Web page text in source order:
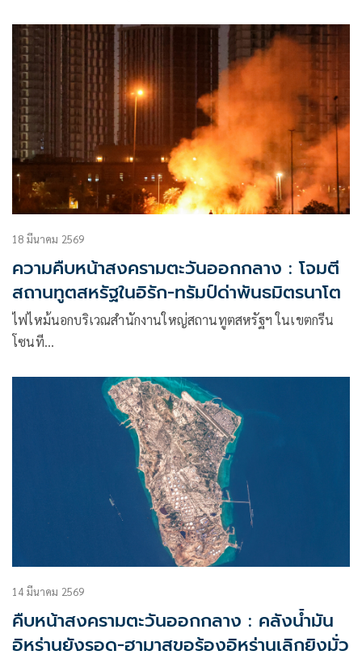
18 มีนาคม 2569
ความคืบหน้าสงครามตะวันออกกลาง : โจมตี
สถานทูตสหรัฐในอิรัก-ทรัมป์ด่าพันธมิตรนาโต
ไฟไหม้นอกบริเวณสำนักงานใหญ่สถานทูตสหรัฐฯ ในเขตกรีน
โซนที…
14 มีนาคม 2569
คืบหน้าสงครามตะวันออกกลาง : คลังน้ำมัน
อิหร่านยังรอด-ฮามาสขอร้องอิหร่านเลิกยิงมั่ว